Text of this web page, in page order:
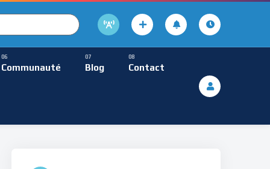
Lecture
Communauté Blog Contact
Méditative